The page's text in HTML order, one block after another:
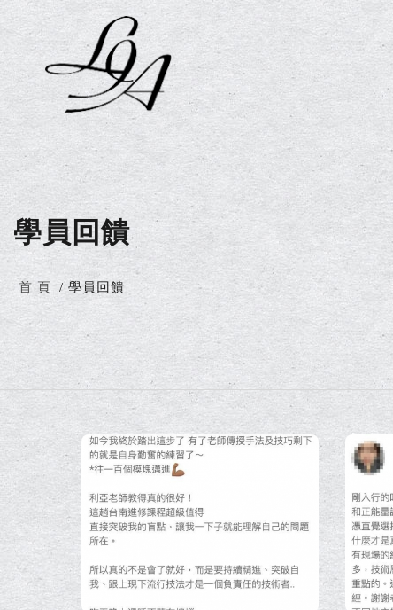
學員回饋
首 頁 學員回饋